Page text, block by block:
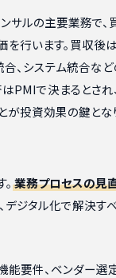
サルの主要業務で、
を行います。買収後
合、システム統合な
PMIで決まるとされ
が投資効果の鍵とな
業務プロセスの見
デジタル化で解決す
能要件、ベンダー選